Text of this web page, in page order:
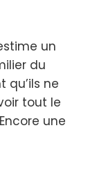
un
du
qu’ils ne
tout le
une